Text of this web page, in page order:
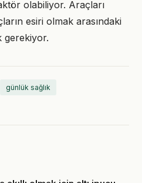
olabiliyor. Araçları
esiri olmak arasındaki
gerekiyor.
günlük sağlık